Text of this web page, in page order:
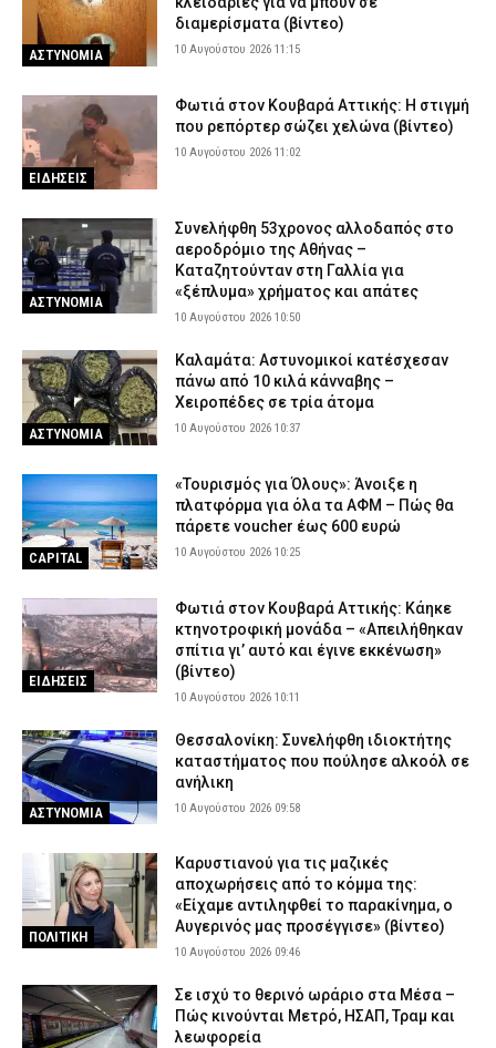
Πέθανε ο ηθοποιός Νίκος Καλογερόπουλος
ΕΙΔΗΣΕΙΣ 9 Αυγούστου 2026 20:12
Προήχθησαν έξι αξιωματικοί της ΕΛ.ΑΣ. στην Π.Ε. Κοζάνης – Οι
νέοι τους βαθμοί
ΣΩΜΑΤΑ ΑΣΦΑΛΕΙΑΣ 9 Αυγούστου 2026 20:00
ΑΣΤΥΝΟΜΙΑ
διαμερίσματα (βίντεο)
10 Αυγούστου 2026 11:15
ΕΙΔΗΣΕΙΣ
Φωτιά στον Κουβαρά Αττικής: Η στιγμή
που ρεπόρτερ σώζει χελώνα (βίντεο)
10 Αυγούστου 2026 11:02
ΑΣΤΥΝΟΜΙΑ
Συνελήφθη 53χρονος αλλοδαπός στο
αεροδρόμιο της Αθήνας –
Καταζητούνταν στη Γαλλία για
«ξέπλυμα» χρήματος και απάτες
10 Αυγούστου 2026 10:50
ΑΣΤΥΝΟΜΙΑ
Καλαμάτα: Αστυνομικοί κατέσχεσαν
πάνω από 10 κιλά κάνναβης –
Χειροπέδες σε τρία άτομα
10 Αυγούστου 2026 10:37
CAPITAL
«Τουρισμός για Όλους»: Άνοιξε η
πλατφόρμα για όλα τα ΑΦΜ – Πώς θα
πάρετε voucher έως 600 ευρώ
10 Αυγούστου 2026 10:25
ΕΙΔΗΣΕΙΣ
Φωτιά στον Κουβαρά Αττικής: Κάηκε
κτηνοτροφική μονάδα – «Απειλήθηκαν
σπίτια γι’ αυτό και έγινε εκκένωση»
(βίντεο)
10 Αυγούστου 2026 10:11
ΑΣΤΥΝΟΜΙΑ
Θεσσαλονίκη: Συνελήφθη ιδιοκτήτης
καταστήματος που πούλησε αλκοόλ σε
ανήλικη
10 Αυγούστου 2026 09:58
ΠΟΛΙΤΙΚΗ
Καρυστιανού για τις μαζικές
αποχωρήσεις από το κόμμα της:
«Είχαμε αντιληφθεί το παρακίνημα, ο
Αυγερινός μας προσέγγισε» (βίντεο)
10 Αυγούστου 2026 09:46
Σε ισχύ το θερινό ωράριο στα Μέσα –
Πώς κινούνται Μετρό, ΗΣΑΠ, Τραμ και
λεωφορεία